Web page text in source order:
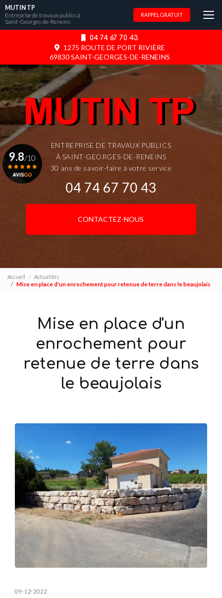
Aller
au
contenu
04 74 67 70 43
1275 ROUTE DE PORT RIVIÈRE
69830 SAINT-GEORGES-DE-RENEINS
MUTIN TP
Entreprise de travaux publics à
Saint-Georges-de-Reneins
RAPPEL GRATUIT
ENTREPRISE DE TRAVAUX PUBLICS
À SAINT-GEORGES-DE-RENEINS
30 ans de savoir-faire à votre service
04 74 67 70 43
CONTACTEZ-NOUS
9.8/10
Accueil
Actualités
Mise en place d'un enrochement pour retenue de terre dans le beaujolais
Mise en place d'un
enrochement pour
retenue de terre dans
le beaujolais
09-12-2022